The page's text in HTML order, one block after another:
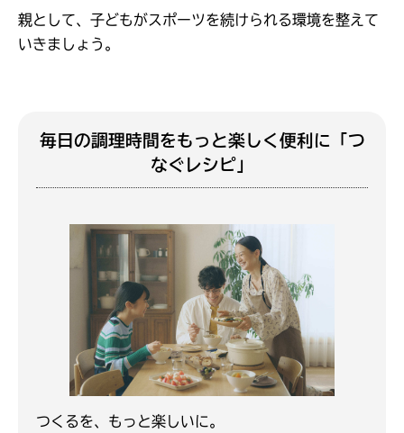
親として、子どもがスポーツを続けられる環境を整えて
いきましょう。
毎日の調理時間をもっと楽しく便利に「つ
なぐレシピ」
つくるを、もっと楽しいに。